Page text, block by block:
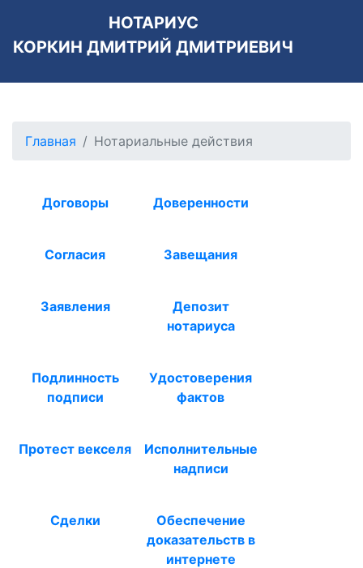
НОТАРИУС
КОРКИН ДМИТРИЙ ДМИТРИЕВИЧ
Главная Нотариальные действия
Договоры Доверенности
Согласия Завещания
Заявления
Депозит
нотариуса
Подлинность
подписи
Удостоверения
фактов
Протест векселя
Исполнительные
надписи
Сделки
Обеспечение
доказательств в
интернете